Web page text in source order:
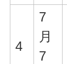
4
7
月
7